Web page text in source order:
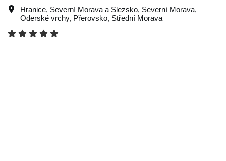
Hranice, Severní Morava a Slezsko, Severní Morava,
Oderské vrchy, Přerovsko, Střední Morava